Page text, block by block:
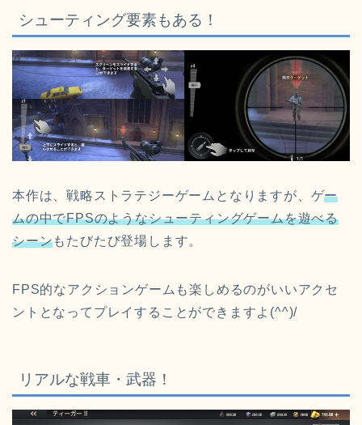
シューティング要素もある！
本作は、戦略ストラテジーゲームとなりますが、ゲー
ムの中でFPSのようなシューティングゲームを遊べる
シーンもたびたび登場します。
FPS的なアクションゲームも楽しめるのがいいアクセ
ントとなってプレイすることができますよ(^^)/
リアルな戦車・武器！